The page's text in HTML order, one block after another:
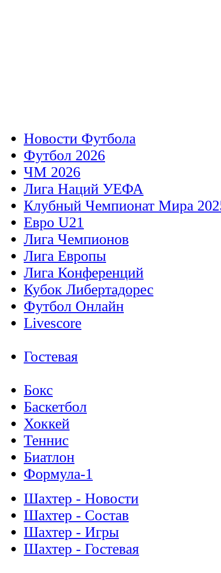
Новости Футбола
Футбол 2026
ЧМ 2026
Лига Наций УЕФА
Клубный Чемпионат Мира
Евро U21
Лига Чемпионов
Лига Европы
Лига Конференций
Кубок Либертадорес
Футбол Онлайн
Livescore
Гостевая
Бокс
Баскетбол
Хоккей
Теннис
Биатлон
Формула-1
Шахтер - Новости
Шахтер - Состав
Шахтер - Игры
Шахтер - Гостевая